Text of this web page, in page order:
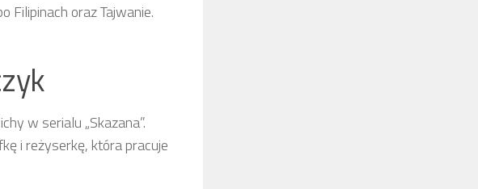
Filipinach oraz Tajwanie.
w serialu „Skazana”.
i reżyserkę, która pracuje